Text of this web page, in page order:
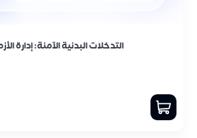
التدخلات البدنية الآمنة: إدارة